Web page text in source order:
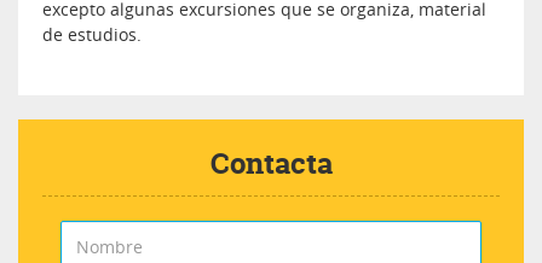
excepto algunas excursiones que se organiza, material
de estudios.
Contacta